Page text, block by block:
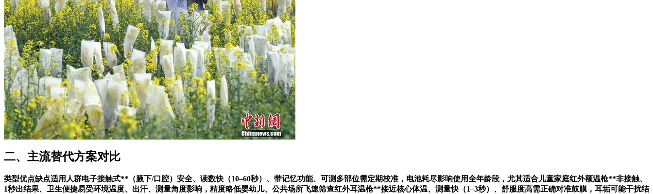
二、主流替代方案对比
类型优点缺点适用人群电子接触式**（腋下/口腔）安全、读数快（10–60秒）、带记忆功能、可测多部位需定期校准，电池耗尽影响使用全年龄段，尤其适合儿童家庭红外额温枪**非接触、
1秒出结果、卫生便捷易受环境温度、出汗、测量角度影响，精度略低婴幼儿、公共场所飞速筛查红外耳温枪**接近核心体温、测量快（1–3秒）、舒服度高需正确对准鼓膜，耳垢可能干扰结